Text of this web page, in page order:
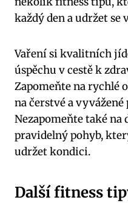
každý den a udržet se
Vaření si kvalitních
úspěchu v cestě k
Zapomeňte na rychlé
na čerstvé a
Nezapomeňte také
pravidelný pohyb,
udržet kondici.
Další fitness